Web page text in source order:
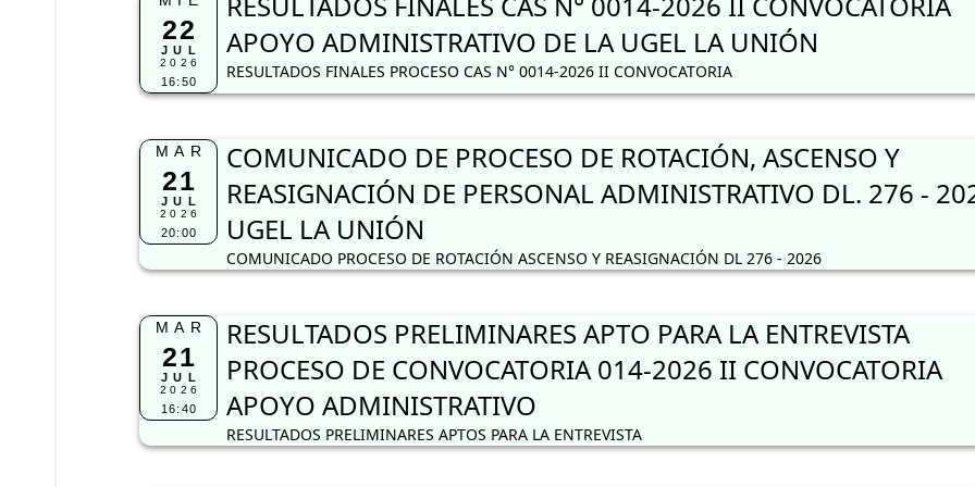
22
JUL
2026
16:50
APOYO ADMINISTRATIVO DE LA UGEL LA UNIÓN
RESULTADOS FINALES PROCESO CAS N° 0014-2026 II CONVOCATORIA
MAR
21
JUL
2026
20:00
COMUNICADO DE PROCESO DE ROTACIÓN, ASCENSO Y
REASIGNACIÓN DE PERSONAL ADMINISTRATIVO DL. 276 -
UGEL LA UNIÓN
COMUNICADO PROCESO DE ROTACIÓN ASCENSO Y REASIGNACIÓN DL 276 - 2026
MAR
21
JUL
2026
16:40
RESULTADOS PRELIMINARES APTO PARA LA ENTREVISTA
PROCESO DE CONVOCATORIA 014-2026 II CONVOCATORIA
APOYO ADMINISTRATIVO
RESULTADOS PRELIMINARES APTOS PARA LA ENTREVISTA